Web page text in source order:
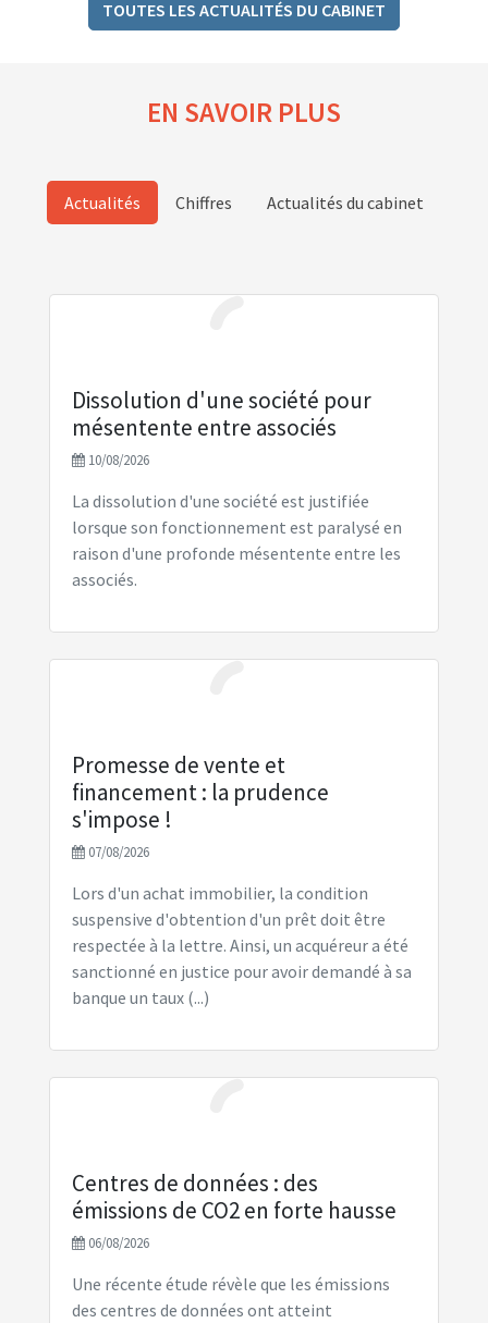
TOUTES LES ACTUALITÉS DU CABINET
EN SAVOIR PLUS
Actualités Chiffres Actualités du cabinet
Dissolution d'une société pour
mésentente entre associés
10/08/2026
La dissolution d'une société est justifiée
lorsque son fonctionnement est paralysé en
raison d'une profonde mésentente entre les
associés.
Promesse de vente et
financement : la prudence
s'impose !
07/08/2026
Lors d'un achat immobilier, la condition
suspensive d'obtention d'un prêt doit être
respectée à la lettre. Ainsi, un acquéreur a été
sanctionné en justice pour avoir demandé à sa
banque un taux (...)
Centres de données : des
émissions de CO2 en forte hausse
06/08/2026
Une récente étude révèle que les émissions
des centres de données ont atteint